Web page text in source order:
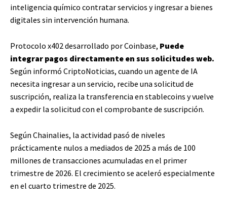
inteligencia químico contratar servicios y ingresar a bienes
digitales sin intervención humana.
Protocolo x402 desarrollado por Coinbase, Puede
integrar pagos directamente en sus solicitudes web.
Según informó CriptoNoticias, cuando un agente de IA
necesita ingresar a un servicio, recibe una solicitud de
suscripción, realiza la transferencia en stablecoins y vuelve
a expedir la solicitud con el comprobante de suscripción.
Según Chainalies, la actividad pasó de niveles
prácticamente nulos a mediados de 2025 a más de 100
millones de transacciones acumuladas en el primer
trimestre de 2026. El crecimiento se aceleró especialmente
en el cuarto trimestre de 2025.